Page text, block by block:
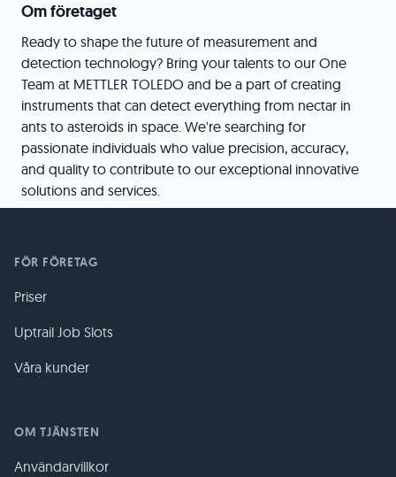
Om företaget
Ready to shape the future of measurement and
detection technology? Bring your talents to our One
Team at METTLER TOLEDO and be a part of creating
instruments that can detect everything from nectar in
ants to asteroids in space. We're searching for
passionate individuals who value precision, accuracy,
and quality to contribute to our exceptional innovative
solutions and services.
FÖR FÖRETAG
Priser
Uptrail Job Slots
Våra kunder
OM TJÄNSTEN
Användarvillkor